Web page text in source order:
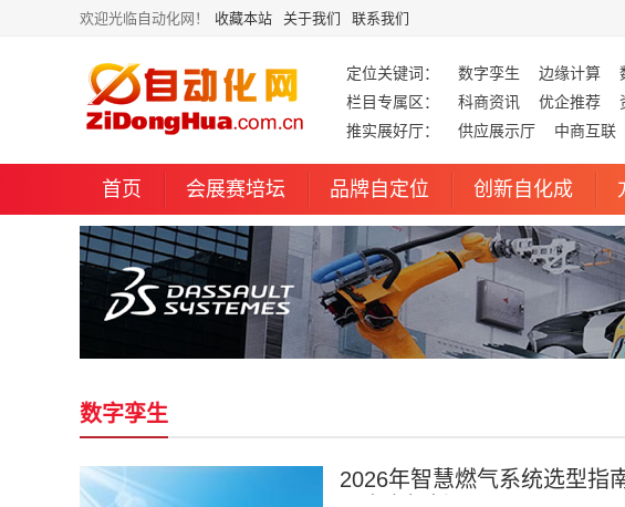
欢迎光临自动化网！ 收藏本站 关于我们 联系我们
定位关键词： 数字孪生 边缘计算
栏目专属区：
科商资讯 优企推荐
推实展好厅：
供应展示厅 中商互联
首页 会展赛培坛 品牌自定位 创新自化成
数字孪生
2026年智慧燃气系统选型指